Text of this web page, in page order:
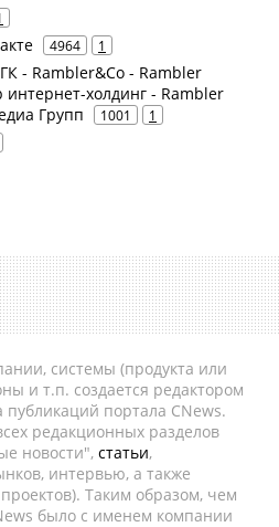
4964 1
- Rambler&Co - Rambler
холдинг - Rambler
Групп
1001 1
системы (продукта или
и т.п. создается редактором
портала CNews.
редакционных разделов
новости", статьи,
интервью, а также
Таким образом, чем
было с именем компании